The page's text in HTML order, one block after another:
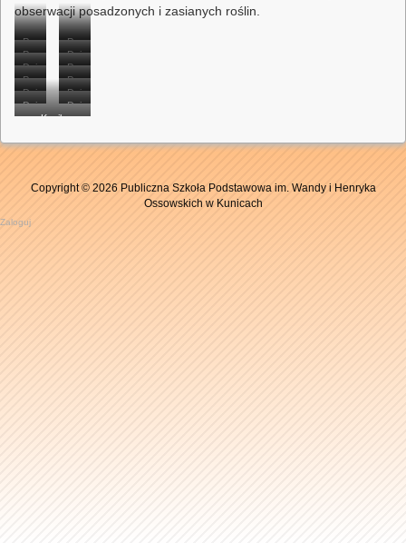
obserwacji posadzonych i zasianych roślin.
Przedszkolaki
zakładają
hodowlę
cebuli
Przedszkolaki
zakładają
hodowlę
Przedszkolaki
zakładają
hodowlę
cebuli
Dzieci
sieją
owies
Dzieci
sieją
owies
Przedszkolaki
zakładają
hodowlę
Przedszkolaki
zakładają
hodowlę
Przedszkolaki
hodowlę
Dzieci
sadzą
kwiaty
Dzieci
sadzą
kwiaty
Dzieci
wiosenne
Dzieci
wiosenne
Kącik
Copyright © 2026 Publiczna Szkoła Podstawowa im. Wandy i Henryka
Ossowskich w Kunicach
Zaloguj